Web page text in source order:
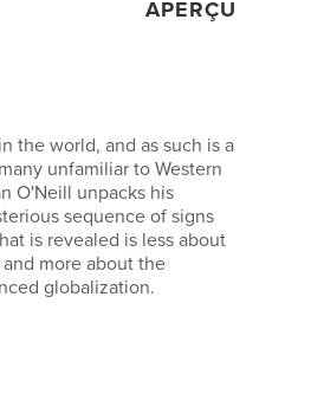
APERÇU
the world, and as such is a
unfamiliar to Western
O'Neill unpacks his
sequence of signs
is revealed is less about
more about the
globalization.